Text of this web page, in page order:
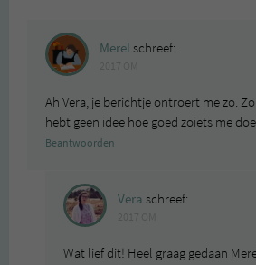
Merel schreef:
Ah Vera, je berichtje ontroert me zo.
hebt geen idee hoe goed zoiets me
Beantwoorden
Vera schreef:
Wat lief dit! Heel graag gedaan